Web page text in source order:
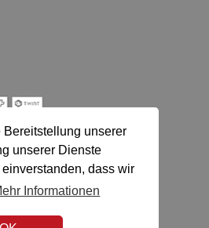
unserer
unserer Dienste
dass wir
Informationen